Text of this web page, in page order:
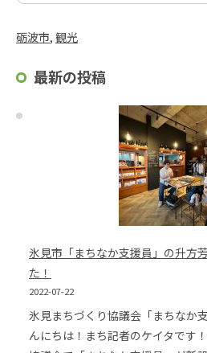
砺波市, 観光
最新の投稿
氷見市「まちなか支援員」の升方
た！
2022-07-22
氷見まちづくり協議会「まちなか
んにちは！まち記者のケイタです